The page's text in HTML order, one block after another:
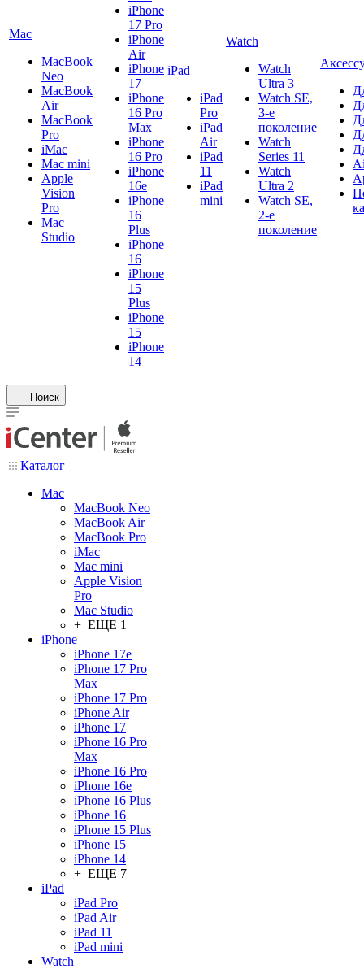
Mac
MacBook
Neo
MacBook
Air
MacBook
Pro
iMac
Mac mini
Apple
Vision
Pro
Mac
Studio
iPhone
17 Pro
iPhone
Air
iPhone
17
iPhone
16 Pro
Max
iPhone
16 Pro
iPhone
16e
iPhone
16
Plus
iPhone
16
iPhone
15
Plus
iPhone
15
iPhone
14
iPad
iPad
Pro
iPad
Air
iPad
11
iPad
mini
Watch
Watch
Ultra 3
Watch SE,
3-е
поколение
Watch
Series 11
Watch
Ultra 2
Watch SE,
2-е
поколение
Поиск
Каталог
Mac
MacBook Neo
MacBook Air
MacBook Pro
iMac
Mac mini
Apple Vision
Pro
Mac Studio
+ ЕЩЕ 1
iPhone
iPhone 17e
iPhone 17 Pro
Max
iPhone 17 Pro
iPhone Air
iPhone 17
iPhone 16 Pro
Max
iPhone 16 Pro
iPhone 16e
iPhone 16 Plus
iPhone 16
iPhone 15 Plus
iPhone 15
iPhone 14
+ ЕЩЕ 7
iPad
iPad Pro
iPad Air
iPad 11
iPad mini
Watch